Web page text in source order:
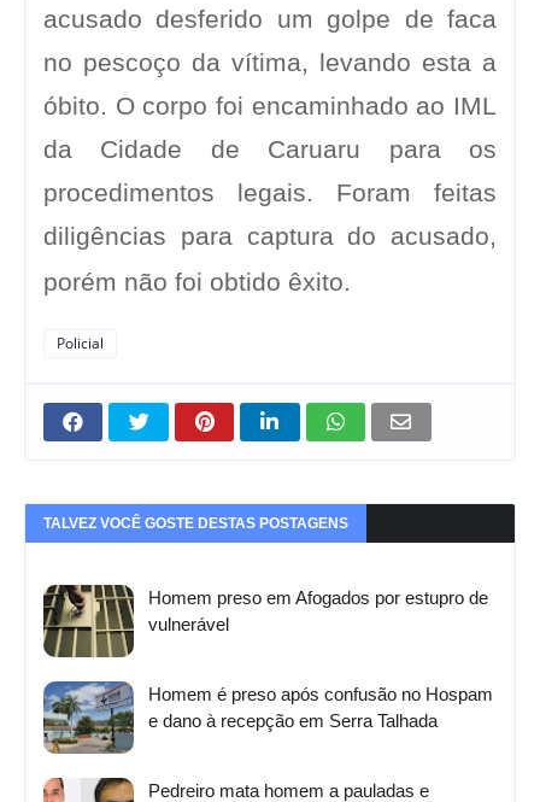
acusado desferido um golpe de faca
no pescoço da vítima, levando esta a
óbito. O corpo foi encaminhado ao IML
da Cidade de Caruaru para os
procedimentos legais. Foram feitas
diligências para captura do acusado,
porém não foi obtido êxito.
Policial
TALVEZ VOCÊ GOSTE DESTAS POSTAGENS
Homem preso em Afogados por estupro de
vulnerável
Homem é preso após confusão no Hospam
e dano à recepção em Serra Talhada
Pedreiro mata homem a pauladas e